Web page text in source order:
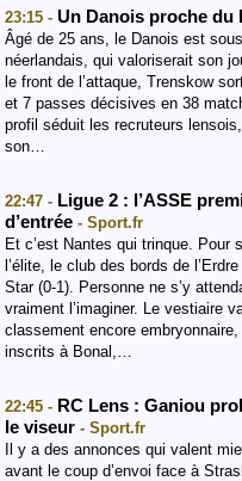
23:15 - Un Danois proche du
Âgé de 25 ans, le Danois est
néerlandais, qui valoriserait son
le front de l’attaque, Trenskow
et 7 passes décisives en 38
profil séduit les recruteurs
son…
22:47 - Ligue 2 : l’ASSE
d’entrée - Sport.fr
Et c’est Nantes qui trinque. Pour
l’élite, le club des bords de
Star (0-1). Personne ne s’y
vraiment l’imaginer. Le vestiaire
classement encore
inscrits à Bonal,…
22:45 - RC Lens : Ganiou
le viseur - Sport.fr
Il y a des annonces qui valent
avant le coup d’envoi face à